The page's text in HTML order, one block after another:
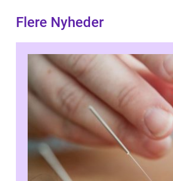
Flere Nyheder